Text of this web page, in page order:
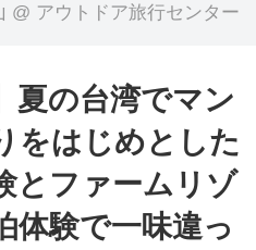
@ アウトドア旅行センター
夏の台湾でマン
をはじめとした
とファームリゾ
体験で一味違っ